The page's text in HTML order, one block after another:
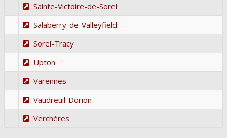
Sainte-Victoire-de-Sorel
Salaberry-de-Valleyfield
Sorel-Tracy
Upton
Varennes
Vaudreuil-Dorion
Verchères